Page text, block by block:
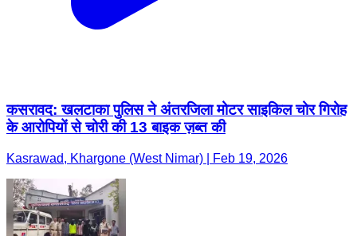
कसरावद: खलटाका पुलिस ने अंतरजिला मोटर साइकिल चोर गिरोह
के आरोपियों से चोरी की 13 बाइक ज़ब्त की
Kasrawad, Khargone (West Nimar) | Feb 19, 2026